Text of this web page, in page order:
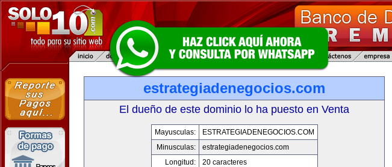
estrategiadenegocios.com
El dueño de este dominio lo ha puesto en Venta
Mayusculas:
ESTRATEGIADENEGOCIOS.COM
Minusculas:
estrategiadenegocios.com
Longitud:
20 caracteres